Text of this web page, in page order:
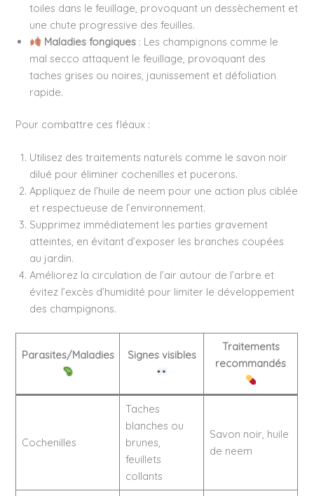
toiles dans le feuillage, provoquant un dessèchement et
une chute progressive des feuilles.
Maladies fongiques : Les champignons comme le
mal secco attaquent le feuillage, provoquant des
taches grises ou noires, jaunissement et défoliation
rapide.
Pour combattre ces fléaux :
Utilisez des traitements naturels comme le savon noir
dilué pour éliminer cochenilles et pucerons.
Appliquez de l’huile de neem pour une action plus ciblée
et respectueuse de l’environnement.
Supprimez immédiatement les parties gravement
atteintes, en évitant d’exposer les branches coupées
au jardin.
Améliorez la circulation de l’air autour de l’arbre et
évitez l’excès d’humidité pour limiter le développement
des champignons.
Parasites/Maladies Signes visibles
Traitements
recommandés
Cochenilles
Taches
blanches ou
brunes,
feuillets
collants
Savon noir, huile
de neem